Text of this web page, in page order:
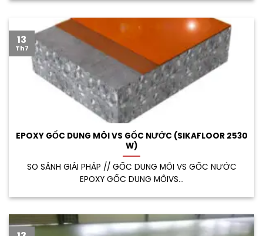
EPOXY GỐC DUNG MÔI VS GỐC NƯỚC (SIKAFLOOR 2530
W)
SO SÁNH GIẢI PHÁP // GỐC DUNG MÔI VS GỐC NƯỚC
EPOXY GỐC DUNG MÔIVS...
13
Th7